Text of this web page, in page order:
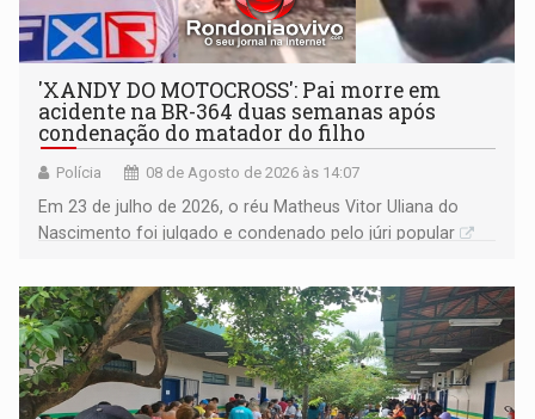
'XANDY DO MOTOCROSS': Pai morre em
acidente na BR-364 duas semanas após
condenação do matador do filho
Polícia 08 de Agosto de 2026 às 14:07
Em 23 de julho de 2026, o réu Matheus Vitor Uliana do
Nascimento foi julgado e condenado pelo júri popular